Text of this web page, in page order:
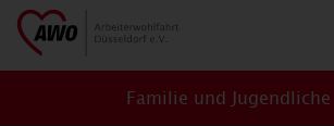
Familie und Jugendliche